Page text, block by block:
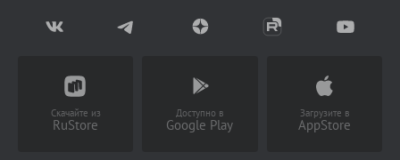
Партнерство
Скачайте из
RuStore
Доступно в
Google Play
Загрузите в
AppStore